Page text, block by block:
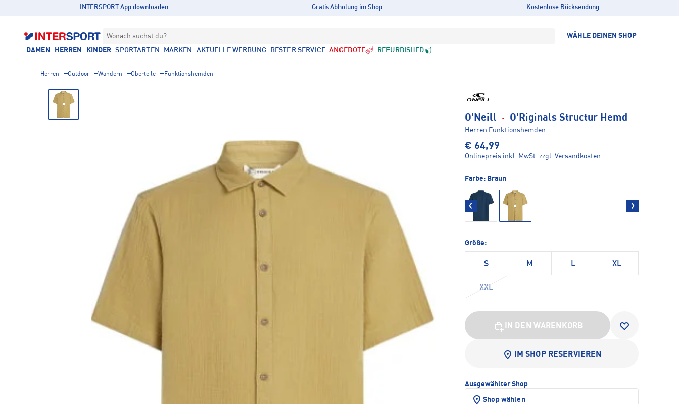
INTERSPORT App downloaden Gratis Abholung im Shop Kostenlose Rücksendung
Wonach suchst du? WÄHLE DEINEN SHOP
DAMEN HERREN KINDER SPORTARTEN MARKEN AKTUELLE WERBUNG BESTER SERVICE ANGEBOTE REFURBISHED
Herren Outdoor Wandern Oberteile Funktionshemden
O'Neill · O'Riginals Structur Hemd
Herren Funktionshemden
€ 64,99
Onlinepreis inkl. MwSt. zzgl. Versandkosten
Farbe: Braun
Größe:
S M L XL
XXL
IN DEN WARENKORB
IM SHOP RESERVIEREN
Ausgewählter Shop
Shop wählen